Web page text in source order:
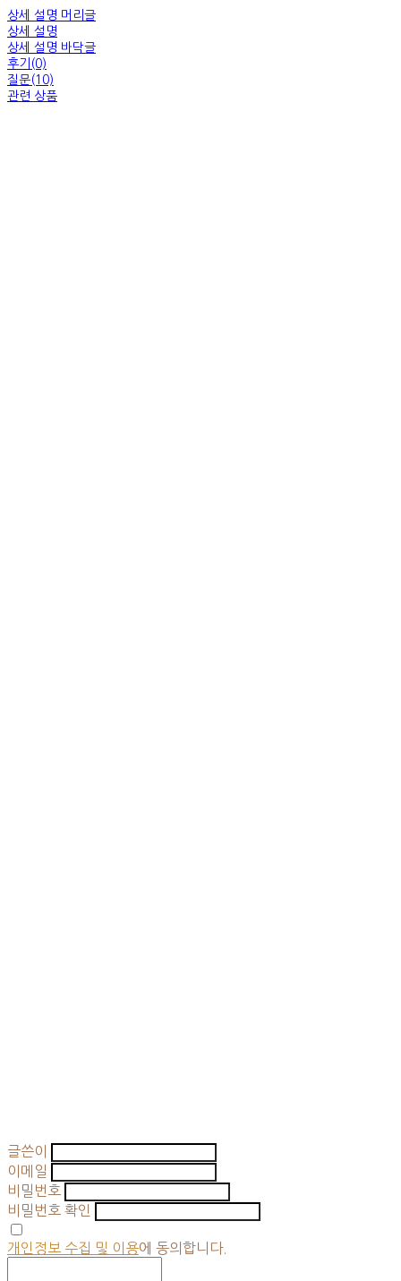
상세 설명 머리글
상세 설명
상세 설명 바닥글
후기(0)
질문(10)
관련 상품
글쓴이
이메일
비밀번호
비밀번호 확인
개인정보 수집 및 이용에 동의합니다.